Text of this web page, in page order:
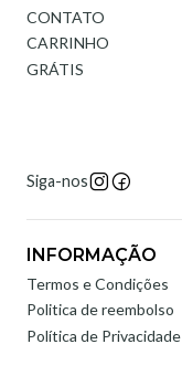
CONTATO
CARRINHO
GRÁTIS
Siga-nos
INFORMAÇÃO
Termos e Condições
Politica de reembolso
Política de Privacidade